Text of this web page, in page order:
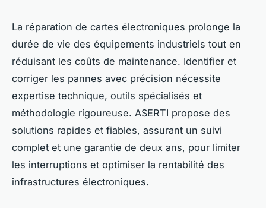
La réparation de cartes électroniques prolonge la
durée de vie des équipements industriels tout en
réduisant les coûts de maintenance. Identifier et
corriger les pannes avec précision nécessite
expertise technique, outils spécialisés et
méthodologie rigoureuse. ASERTI propose des
solutions rapides et fiables, assurant un suivi
complet et une garantie de deux ans, pour limiter
les interruptions et optimiser la rentabilité des
infrastructures électroniques.